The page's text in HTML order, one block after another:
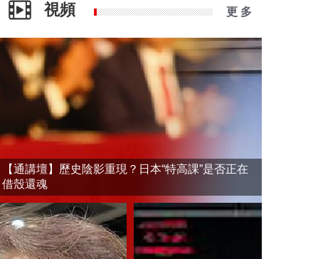
視頻 更 多
【通講壇】歷史陰影重現？日本“特高課”是否正在
借殼還魂